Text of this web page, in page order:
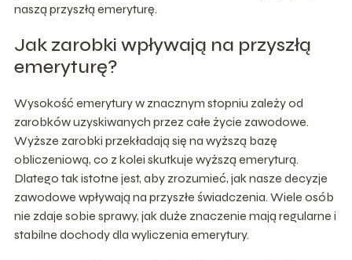
naszą przyszłą emeryturę.
Jak zarobki wpływają na przyszłą
emeryturę?
Wysokość emerytury w znacznym stopniu zależy od
zarobków uzyskiwanych przez całe życie zawodowe.
Wyższe zarobki przekładają się na wyższą bazę
obliczeniową, co z kolei skutkuje wyższą emeryturą.
Dlatego tak istotne jest, aby zrozumieć, jak nasze decyzje
zawodowe wpływają na przyszłe świadczenia. Wiele osób
nie zdaje sobie sprawy, jak duże znaczenie mają regularne i
stabilne dochody dla wyliczenia emerytury.